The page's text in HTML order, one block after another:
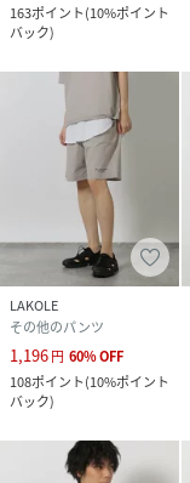
163ポイント(10%ポイント
バック)
LAKOLE
その他のパンツ
1,196円 60%OFF
108ポイント(10%ポイント
バック)